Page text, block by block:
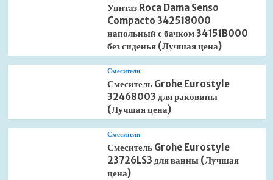
Унитаз Roca Dama Senso
Compacto 342518000
напольный с бачком 34151B000
без сиденья (Лучшая цена)
Смесители
Смеситель Grohe Eurostyle
32468003 для раковины
(Лучшая цена)
Смесители
Смеситель Grohe Eurostyle
23726LS3 для ванны (Лучшая
цена)